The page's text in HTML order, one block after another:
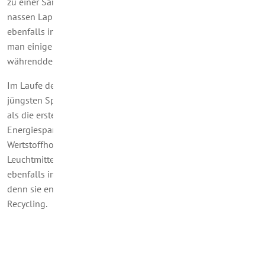
nassen Lappen den Boden wischen und diesen Lappen
ebenfalls in den Behälter tun und abgeben. Schließlich sollte
man einige Minuten das Zimmer gut durchlüften und
währenddessen hinausgehen.
Im Laufe der Zeit wurde der Quecksilbergehalt reduziert, die
jüngsten Sparlampen kommen mit weniger Quecksilber aus
als die ersten. Wichtig ist aber auf jeden Fall: Ausgediente
Energiesparlampen müssen möglichst unzerstört bei einem
Wertstoffhof abgegeben werden. Daran hat sich mit der neuen
Leuchtmittel-Generation ja nichts geändert: LED-Lampen sind
ebenfalls im Wertstoffhof als Elektronikschrott zu entsorgen;
denn sie enthalten Elektronikbauteile und seltene Erden fürs
Recycling.